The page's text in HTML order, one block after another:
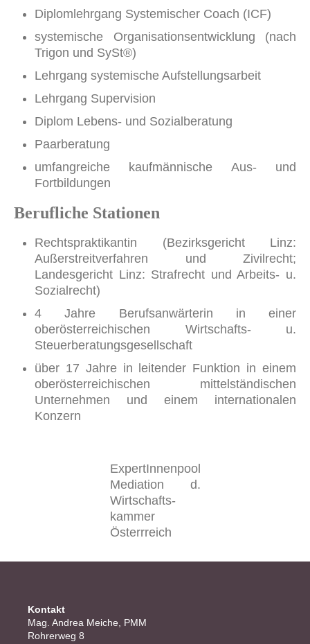
Diplomlehrgang Systemischer Coach (ICF)
systemische Organisationsentwicklung (nach
Trigon und SySt®)
Lehrgang systemische Aufstellungsarbeit
Lehrgang Supervision
Diplom Lebens- und Sozialberatung
Paarberatung
umfangreiche kaufmännische Aus- und
Fortbildungen
Berufliche Stationen
Rechtspraktikantin (Bezirksgericht Linz:
Außerstreitverfahren und Zivilrecht;
Landesgericht Linz: Strafrecht und Arbeits- u.
Sozialrecht)
4 Jahre Berufsanwärterin in einer
oberösterreichischen Wirtschafts- u.
Steuerberatungsgesellschaft
über 17 Jahre in leitender Funktion in einem
oberösterreichischen mittelständischen
Unternehmen und einem internationalen
Konzern
ExpertInnenpool
Mediation d.
Wirtschafts-
kammer
Österrreich
Kontakt
Mag. Andrea Meiche, PMM
Rohrerweg 8